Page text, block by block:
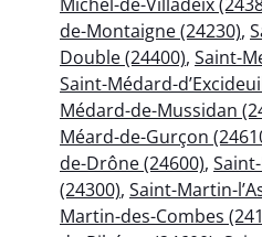
de-Montaigne (24230),
Double (24400), Saint-
Saint-Médard-
Médard-de-Mussidan
Méard-de-Gurçon
de-Drône (24600),
(24300), Saint-Martin-
Martin-des-Combes